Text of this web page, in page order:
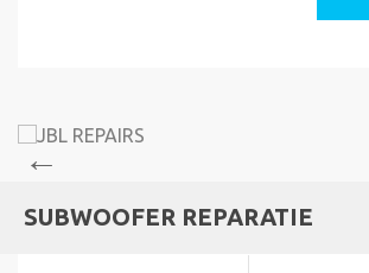
SUBWOOFER REPARATIE